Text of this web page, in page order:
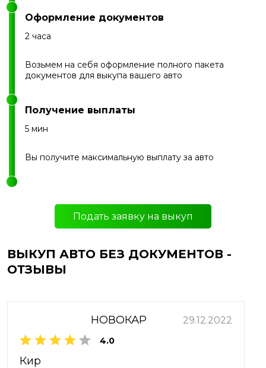
Оформление документов
2 часа
Возьмем на себя оформление полного пакета
документов для выкупа вашего авто
Получение выплаты
5 мин
Вы получите максимальную выплату за авто
Подать заявку на выкуп
ВЫКУП АВТО БЕЗ ДОКУМЕНТОВ -
ОТЗЫВЫ
НОВОКАР 29.12.2022
4.0
Кир